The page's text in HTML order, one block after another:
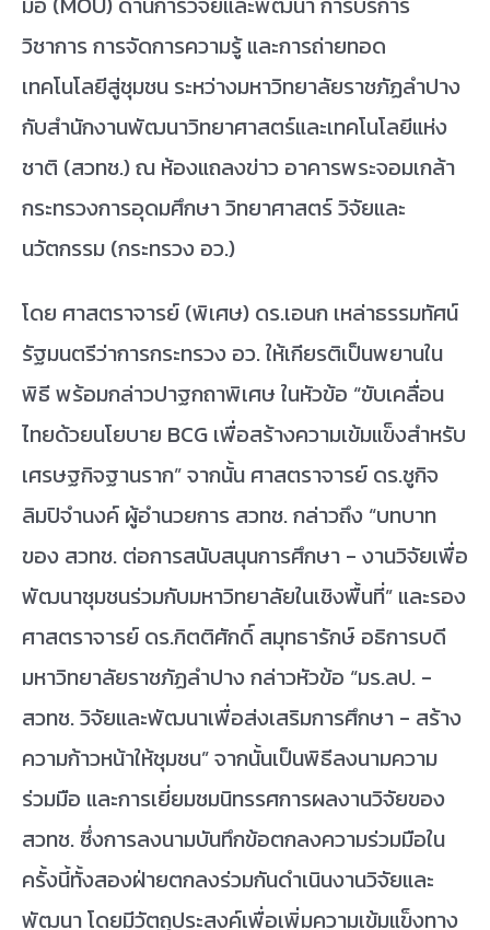
วิชาการ การจัดการความรู้ และการถ่ายทอด
เทคโนโลยีสู่ชุมชน ระหว่างมหาวิทยาลัยราชภัฏลำปาง
กับสำนักงานพัฒนาวิทยาศาสตร์และเทคโนโลยีแห่ง
ชาติ (สวทช.) ณ ห้องแถลงข่าว อาคารพระจอมเกล้า
กระทรวงการอุดมศึกษา วิทยาศาสตร์ วิจัยและ
นวัตกรรม (กระทรวง อว.)
โดย ศาสตราจารย์ (พิเศษ) ดร.เอนก เหล่าธรรมทัศน์
รัฐมนตรีว่าการกระทรวง อว. ให้เกียรติเป็นพยานใน
พิธี พร้อมกล่าวปาฐกถาพิเศษ ในหัวข้อ “ขับเคลื่อน
ไทยด้วยนโยบาย BCG เพื่อสร้างความเข้มแข็งสำหรับ
เศรษฐกิจฐานราก” จากนั้น ศาสตราจารย์ ดร.ชูกิจ
ลิมปิจำนงค์ ผู้อำนวยการ สวทช. กล่าวถึง “บทบาท
ของ สวทช. ต่อการสนับสนุนการศึกษา - งานวิจัยเพื่อ
พัฒนาชุมชนร่วมกับมหาวิทยาลัยในเชิงพื้นที่” และรอง
ศาสตราจารย์ ดร.กิตติศักดิ์ สมุทธารักษ์ อธิการบดี
มหาวิทยาลัยราชภัฏลำปาง กล่าวหัวข้อ “มร.ลป. -
สวทช. วิจัยและพัฒนาเพื่อส่งเสริมการศึกษา - สร้าง
ความก้าวหน้าให้ชุมชน” จากนั้นเป็นพิธีลงนามความ
ร่วมมือ และการเยี่ยมชมนิทรรศการผลงานวิจัยของ
สวทช. ซึ่งการลงนามบันทึกข้อตกลงความร่วมมือใน
ครั้งนี้ทั้งสองฝ่ายตกลงร่วมกันดำเนินงานวิจัยและ
พัฒนา โดยมีวัตถุประสงค์เพื่อเพิ่มความเข้มแข็งทาง